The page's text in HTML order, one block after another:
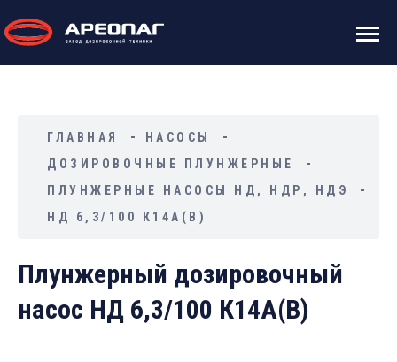
ГЛАВНАЯ
НАСОСЫ
ДОЗИРОВОЧНЫЕ ПЛУНЖЕРНЫЕ
ПЛУНЖЕРНЫЕ НАСОСЫ НД, НДР, НДЭ
НД 6,3/100 К14А(В)
Плунжерный дозировочный
насос НД 6,3/100 К14А(В)